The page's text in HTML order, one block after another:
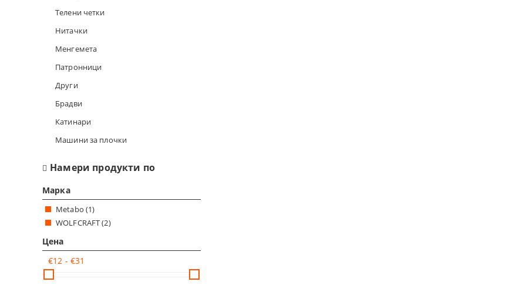
Телени четки
Нитачки
Менгемета
Патронници
Други
Брадви
Катинари
Машини за плочки
Намери продукти по
Марка
Metabo (1)
WOLFCRAFT (2)
Цена
€12 - €31